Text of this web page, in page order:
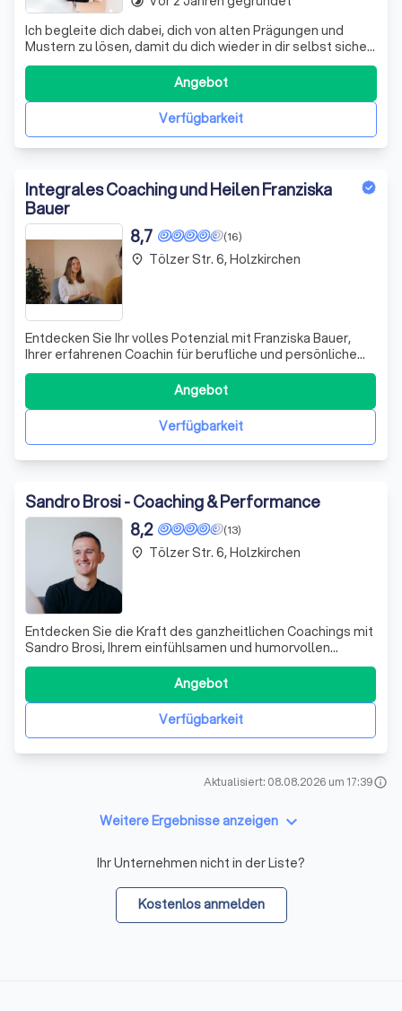
Ich begleite dich dabei, dich von alten Prägungen und
Mustern zu lösen, damit du dich wieder in dir selbst sicher
fühlst und dir ein freies, selbstbestimmtes Leben
Verfügbarkeit
Angebot
Integrales Coaching und Heilen Franziska
Bauer
(16)
8,7
Entdecken Sie Ihr volles Potenzial mit Franziska Bauer,
Ihrer erfahrenen Coachin für berufliche und persönliche
Weiterentwicklung. Franziska bietet maßgeschneiderte
Coaching-Sitzungen, die darauf abzielen, Ihnen nicht nur
bei wichtigen Entscheidungen zur Seite zu stehen,
sondern auch langfristige StVerfügbarkeit
Angebot
place Tölzer Str. 6, Holzkirchen
Sandro Brosi - Coaching & Performance
(13)
8,2
Entdecken Sie die Kraft des ganzheitlichen Coachings mit
Sandro Brosi, Ihrem einfühlsamen und humorvollen
Begleiter auf dem Weg zu persönlichem Wachstum und
Selbstverwirklichung. Mit einem umfassenden Ansatz, der
sowohl körperliche als auch seelische Aspekte
berücksichtigt, unterstütze ich Sie dabei
Verfügbarkeit
Angebot
place Tölzer Str. 6, Holzkirchen
Aktualisiert: 08.08.2026 um 17:39info
Weitere Ergebnisse anzeigen keyboard_arrow_down
Ihr Unternehmen nicht in der Liste?
Kostenlos anmelden